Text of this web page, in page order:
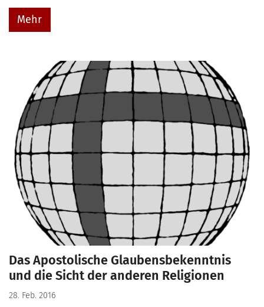
Mehr
Das Apostolische Glaubensbekenntnis
und die Sicht der anderen Religionen
28. Feb. 2016